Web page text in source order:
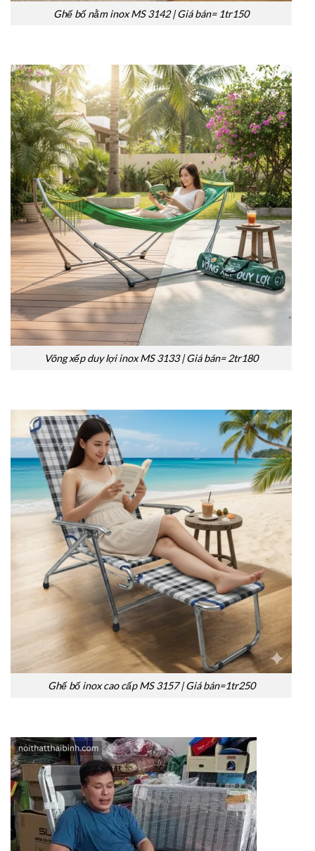
Ghế bố nằm inox MS 3142 | Giá bán= 1tr150
Võng xếp duy lợi inox MS 3133 | Giá bán= 2tr180
Ghế bố inox cao cấp MS 3157 | Giá bán=1tr250